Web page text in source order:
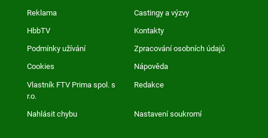
Reklama Castingy a výzvy
HbbTV Kontakty
Podmínky užívání Zpracování osobních údajů
Cookies Nápověda
Vlastník FTV Prima spol. s
r.o.
Redakce
Nahlásit chybu Nastavení soukromí